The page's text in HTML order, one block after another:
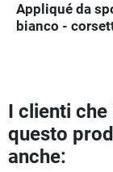
Appliqué da
bianco -
I clienti
questo
anche: